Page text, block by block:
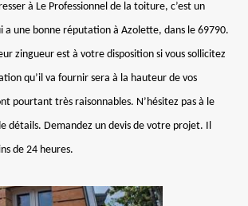
à Le Professionnel de la toiture, c’est un
a une bonne réputation à Azolette, dans le 69790.
zingueur est à votre disposition si vous sollicitez
qu’il va fournir sera à la hauteur de vos
pourtant très raisonnables. N’hésitez pas à le
détails. Demandez un devis de votre projet. Il
de 24 heures.